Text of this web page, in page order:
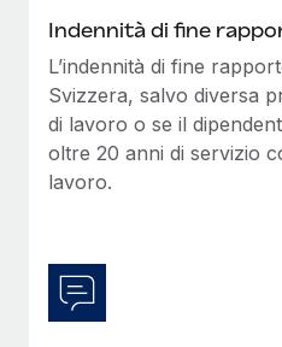
Indennità di fine
L’indennità di fine
Svizzera, salvo diversa
di lavoro o se il
oltre 20 anni di servizio
lavoro.